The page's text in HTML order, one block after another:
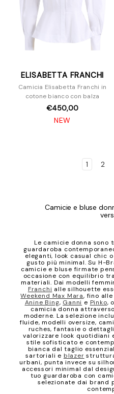
ELISABETTA FRANCHI
Camicia Elisabetta Franchi in
cotone bianco con balza
€450,00
NEW
1 2
Camicie e bluse
Le camicie donna
guardaroba
eleganti, look casual chic
gusto più minimal. Su H-
camicie e bluse firmate
occasione con equilibrio
materiali. Dai modelli
Franchi alle silhouette
Weekend Max Mara, fino
Anine Bing, Ganni e Pinko,
camicia donna
moderne. La selezione
fluide, modelli oversize,
ruches, fantasie o
valorizzare look quotidiani
stile sofisticato e
bianca dal taglio
sartoriali e blazer
urbani, punta invece su
accessori minimal dal
tuo guardaroba con
selezionate dai brand